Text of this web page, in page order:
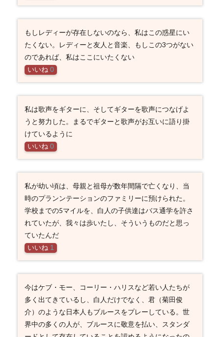
もしレディーが存在しないのなら、私はこの惑星にい
たくない。レディーと友人と音楽、もしこの3つがない
のであれば、私はここにいたくない
いいね 0
私は歌声をギターに、そしてギターを歌声につなげよ
うと努力した。まるでギターと歌声がお互いに語り掛
けているように
いいね 0
私が幼い頃は、母親と祖母が数年間隔で亡くなり、当
時のプランンテーションのファミリーに預けられた。
学校までの5マイルを、白人の子供達はバス通学を許さ
れていたが、我々は歩いたし、そういうものだと思っ
ていたんだ
いいね 1
今はケブ・モー、コーリー・ハリスなど若い人たちが
多く出てきているし、白人だけでなく、君（菊田俊
介）のような日本人もブルースをプレーしている。世
界中の多くの人が、ブルースに敬意を払い、スタンダ